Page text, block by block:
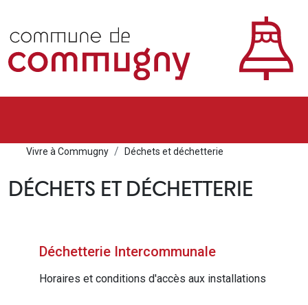
Vivre à Commugny Déchets et déchetterie
DÉCHETS ET DÉCHETTERIE
Déchetterie Intercommunale
Horaires et conditions d'accès aux installations